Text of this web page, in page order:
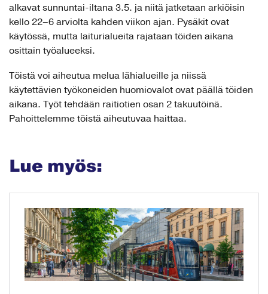
alkavat sunnuntai-iltana 3.5. ja niitä jatketaan arkiöisin
kello 22–6 arviolta kahden viikon ajan. Pysäkit ovat
käytössä, mutta laiturialueita rajataan töiden aikana
osittain työalueeksi.
Töistä voi aiheutua melua lähialueille ja niissä
käytettävien työkoneiden huomiovalot ovat päällä töiden
aikana. Työt tehdään raitiotien osan 2 takuutöinä.
Pahoittelemme töistä aiheutuvaa haittaa.
Lue myös: